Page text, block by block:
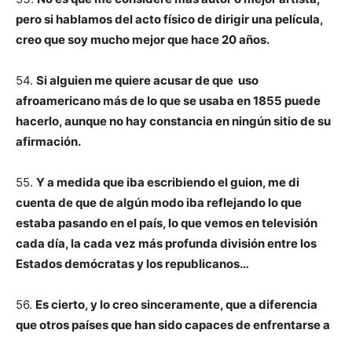
pero si hablamos del acto físico de dirigir una película,
creo que soy mucho mejor que hace 20 años.
54. Si alguien me quiere acusar de que uso
afroamericano más de lo que se usaba en 1855 puede
hacerlo, aunque no hay constancia en ningún sitio de su
afirmación.
55. Y a medida que iba escribiendo el guion, me di
cuenta de que de algún modo iba reflejando lo que
estaba pasando en el país, lo que vemos en televisión
cada día, la cada vez más profunda división entre los
Estados demócratas y los republicanos…
56. Es cierto, y lo creo sinceramente, que a diferencia
que otros países que han sido capaces de enfrentarse a